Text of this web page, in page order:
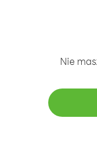
Nie